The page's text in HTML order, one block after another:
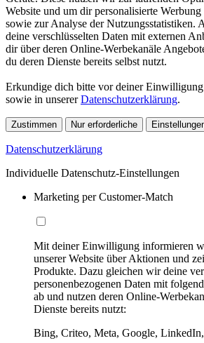
Website und um dir personalisierte
sowie zur Analyse der Nutzungsstatistiken.
deine verschlüsselten Daten mit externen
dir über deren Online-Werbekanäle
du deren Dienste bereits selbst nutzt.
Erkundige dich bitte vor deiner
sowie in unsererDatenschutzerklärung.
Zustimmen Nur erforderliche
Datenschutzerklärung
Individuelle Datenschutz-Einstellungen
Marketing per Customer-Match
Mit deiner Einwilligung informieren
unserer Website über Aktionen und
Produkte. Dazu gleichen wir deine
personenbezogenen Daten mit
ab und nutzen deren Online-
Dienste bereits nutzt:
Bing, Criteo, Meta, Google,